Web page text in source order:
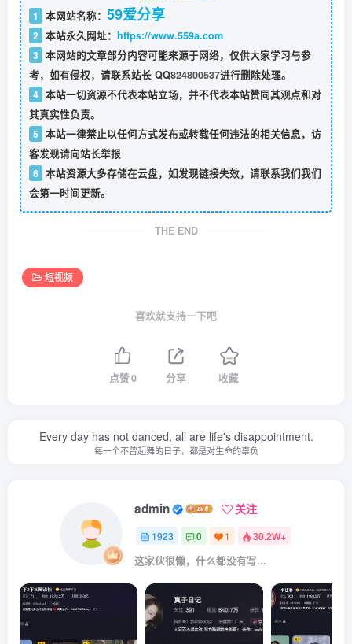
1 本网站名称： 59爱分享
2 本站永久网址： https://www.559a.com
3 本网站的文章部分内容可能来源于网络，仅供大家学习与参
考，如有侵权，请联系站长 QQ824800537进行删除处理。
4 本站一切资源不代表本站立场，并不代表本站赞同其观点和对
其真实性负责。
5 本站一律禁止以任何方式发布或转载任何违法的相关信息，访
客发现请向站长举报
6 本站资源大多存储在云盘，如发现链接失效，请联系我们我们
会第一时间更新。
THE END
短视频
喜欢就支持一下吧
点赞0 分享 收藏
Every day has not danced, all are life's disappointment.
每一个不曾起舞的日子，都是对生命的辜负
admin 关注
1923 0 1 30.2W+
这家伙很懒，什么都没有写...